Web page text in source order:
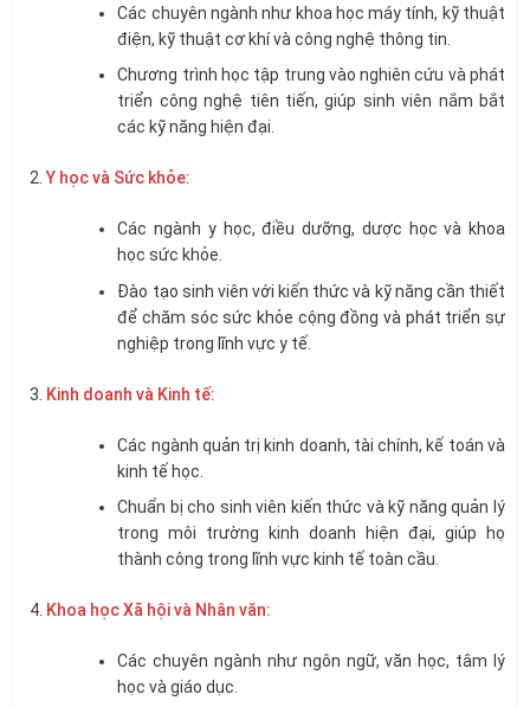
Các chuyên ngành như khoa học máy tính, kỹ thuật
điện, kỹ thuật cơ khí và công nghệ thông tin.
Chương trình học tập trung vào nghiên cứu và phát
triển công nghệ tiên tiến, giúp sinh viên nắm bắt
các kỹ năng hiện đại.
Y học và Sức khỏe:
Các ngành y học, điều dưỡng, dược học và khoa
học sức khỏe.
Đào tạo sinh viên với kiến thức và kỹ năng cần thiết
để chăm sóc sức khỏe cộng đồng và phát triển sự
nghiệp trong lĩnh vực y tế.
Kinh doanh và Kinh tế:
Các ngành quản trị kinh doanh, tài chính, kế toán và
kinh tế học.
Chuẩn bị cho sinh viên kiến thức và kỹ năng quản lý
trong môi trường kinh doanh hiện đại, giúp họ
thành công trong lĩnh vực kinh tế toàn cầu.
Khoa học Xã hội và Nhân văn:
Các chuyên ngành như ngôn ngữ, văn học, tâm lý
học và giáo dục.